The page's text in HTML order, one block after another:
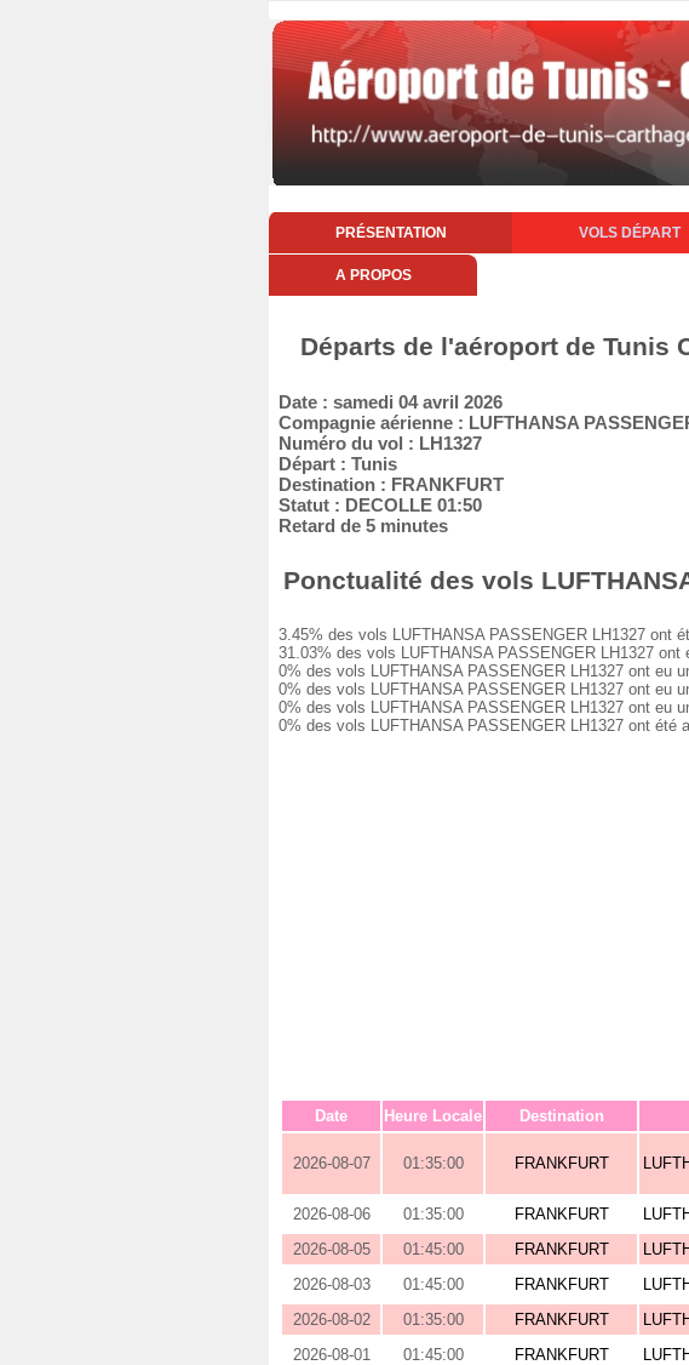
PRÉSENTATION VOLS DÉPART
A PROPOS
Départs de l'aéroport de Tunis
Date : samedi 04 avril 2026
Compagnie aérienne : LUFTHANSA
Numéro du vol : LH1327
Départ : Tunis
Destination : FRANKFURT
Statut : DECOLLE 01:50
Retard de 5 minutes
Ponctualité des vols
3.45% des vols LUFTHANSA PASSENGER LH1327 ont
31.03% des vols LUFTHANSA PASSENGER LH1327
0% des vols LUFTHANSA PASSENGER LH1327 ont eu
0% des vols LUFTHANSA PASSENGER LH1327 ont eu
0% des vols LUFTHANSA PASSENGER LH1327 ont eu
0% des vols LUFTHANSA PASSENGER LH1327 ont été
Date Heure Locale Destination
2026-08-07 01:35:00 FRANKFURT
2026-08-06
01:35:00 FRANKFURT
2026-08-05
01:45:00 FRANKFURT
2026-08-03
01:45:00 FRANKFURT
2026-08-02
01:35:00 FRANKFURT
2026-08-01
01:45:00 FRANKFURT